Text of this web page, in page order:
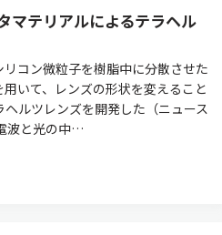
マテリアルによるテラヘル
コン微粒子を樹脂中に分散させた
いて、レンズの形状を変えること
ルツレンズを開発した（ニュース
波と光の中…